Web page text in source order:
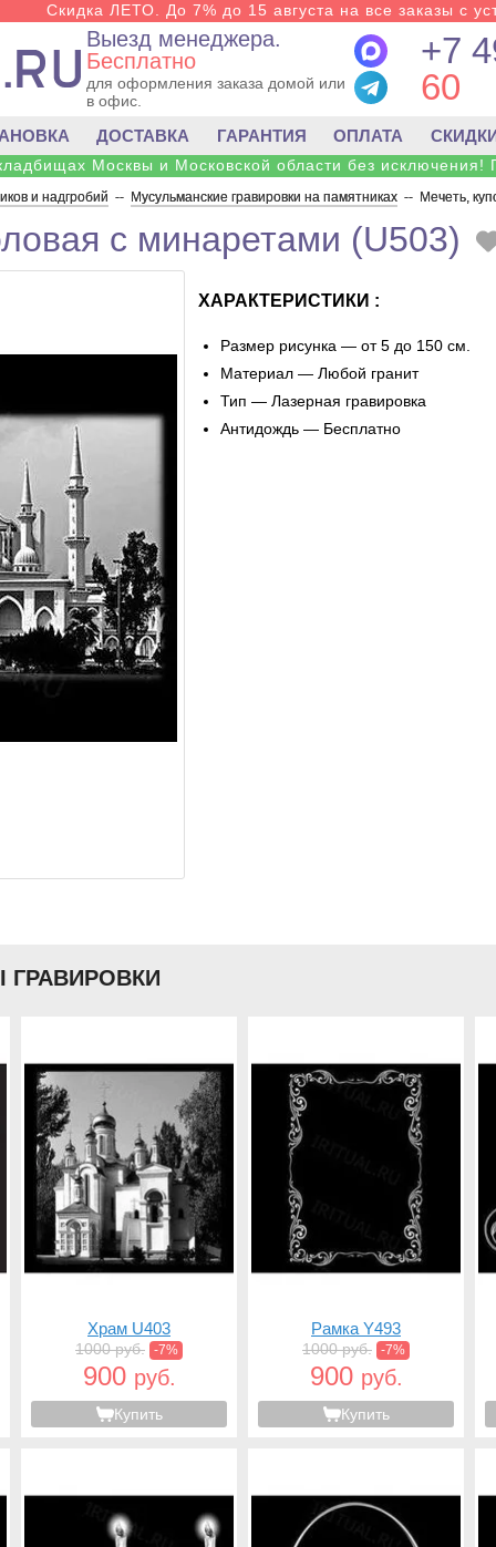
Скидка ЛЕТО. До 7% до 15 августа на все заказы с
Выезд менеджера.
Бесплатно
для оформления заказа домой или
в офис.
+7
60
ДОСТАВКА ГАРАНТИЯ ОПЛАТА
Москвы и Московской области без исключения!
и надгробий -- Мусульманские гравировки на памятниках -- Мечеть,
с минаретами (U503)
ХАРАКТЕРИСТИКИ :
Размер рисунка — от 5 до 150 см.
Материал — Любой гранит
Тип — Лазерная гравировка
Антидождь — Бесплатно
ГРАВИРОВКИ
Храм U403
1000 руб. -7%
900 руб.
Купить
Рамка Y493
1000 руб. -7%
900 руб.
Купить